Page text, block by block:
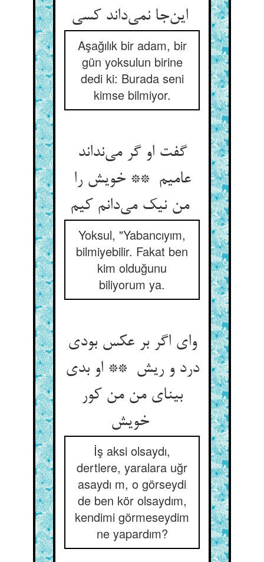
Aşağılık bir adam, bir
gün yoksulun birine
dedi ki: Burada seni
kimse bilmiyor.
گفت او گر می‌نداند
عامیم ** خویش را
من نیک می‌دانم کیم
Yoksul, "Yabancıyım,
bilmiyebilir. Fakat ben
kim olduğunu
biliyorum ya.
وای اگر بر عکس بودی
درد و ریش ** او بدی
بینای من من کور
خویش
İş aksi olsaydı,
dertlere, yaralara uğr
asaydı m, o görseydi
de ben kör olsaydım,
kendimi görmeseydim
ne yapardım?